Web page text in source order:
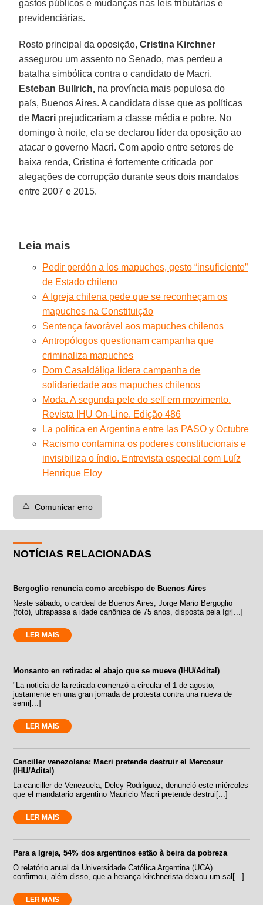
gastos públicos e mudanças nas leis tributárias e
previdenciárias.
Rosto principal da oposição, Cristina Kirchner
assegurou um assento no Senado, mas perdeu a
batalha simbólica contra o candidato de Macri,
Esteban Bullrich, na província mais populosa do
país, Buenos Aires. A candidata disse que as políticas
de Macri prejudicariam a classe média e pobre. No
domingo à noite, ela se declarou líder da oposição ao
atacar o governo Macri. Com apoio entre setores de
baixa renda, Cristina é fortemente criticada por
alegações de corrupção durante seus dois mandatos
entre 2007 e 2015.
Leia mais
Pedir perdón a los mapuches, gesto “insuficiente”
de Estado chileno
A Igreja chilena pede que se reconheçam os
mapuches na Constituição
Sentença favorável aos mapuches chilenos
Antropólogos questionam campanha que
criminaliza mapuches
Dom Casaldáliga lidera campanha de
solidariedade aos mapuches chilenos
Moda. A segunda pele do self em movimento.
Revista IHU On-Line. Edição 486
La política en Argentina entre las PASO y Octubre
Racismo contamina os poderes constitucionais e
invisibiliza o índio. Entrevista especial com Luíz
Henrique Eloy
⚠️ Comunicar erro
NOTÍCIAS RELACIONADAS
Bergoglio renuncia como arcebispo de Buenos Aires
Neste sábado, o cardeal de Buenos Aires, Jorge Mario Bergoglio
(foto), ultrapassa a idade canônica de 75 anos, disposta pela Igr[...]
LER MAIS
Monsanto en retirada: el abajo que se mueve (IHU/Adital)
"La noticia de la retirada comenzó a circular el 1 de agosto,
justamente en una gran jornada de protesta contra una nueva de
semi[...]
LER MAIS
Canciller venezolana: Macri pretende destruir el Mercosur
(IHU/Adital)
La canciller de Venezuela, Delcy Rodríguez, denunció este miércoles
que el mandatario argentino Mauricio Macri pretende destrui[...]
LER MAIS
Para a Igreja, 54% dos argentinos estão à beira da pobreza
O relatório anual da Universidade Católica Argentina (UCA)
confirmou, além disso, que a herança kirchnerista deixou um sal[...]
LER MAIS